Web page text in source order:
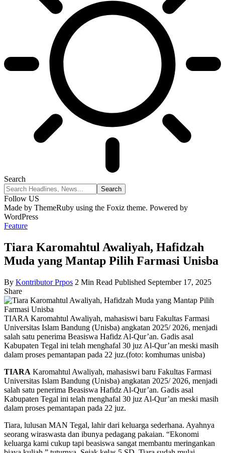
Search
Follow US
Made by ThemeRuby using the Foxiz theme. Powered by
WordPress
Feature
Tiara Karomahtul Awaliyah, Hafidzah
Muda yang Mantap Pilih Farmasi Unisba
By Kontributor Prpos 2 Min Read Published September 17, 2025
Share
TIARA Karomahtul Awaliyah, mahasiswi baru Fakultas Farmasi
Universitas Islam Bandung (Unisba) angkatan 2025/ 2026, menjadi
salah satu penerima Beasiswa Hafidz Al-Qur’an. Gadis asal
Kabupaten Tegal ini telah menghafal 30 juz Al-Qur’an meski masih
dalam proses pemantapan pada 22 juz.(foto: komhumas unisba)
TIARA Karomahtul Awaliyah, mahasiswi baru Fakultas Farmasi
Universitas Islam Bandung (Unisba) angkatan 2025/ 2026, menjadi
salah satu penerima Beasiswa Hafidz Al-Qur’an. Gadis asal
Kabupaten Tegal ini telah menghafal 30 juz Al-Qur’an meski masih
dalam proses pemantapan pada 22 juz.
Tiara, lulusan MAN Tegal, lahir dari keluarga sederhana. Ayahnya
seorang wiraswasta dan ibunya pedagang pakaian. “Ekonomi
keluarga kami cukup tapi beasiswa sangat membantu meringankan